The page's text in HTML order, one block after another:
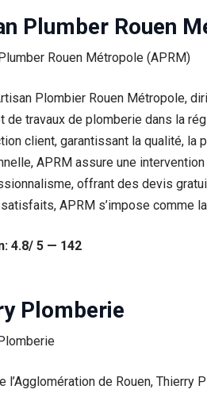
Plumber Rouen
Plombier Rouen Métropole,
de travaux de plomberie dans la
client, garantissant la qualité, la
APRM assure une
offrant des devis
APRM s’impose comme
4.8/ 5 — 142
Plomberie
l’Agglomération de Rouen,